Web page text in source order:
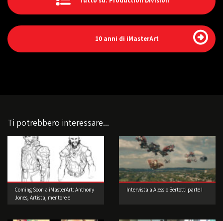
10 anni di iMasterArt
Ti potrebbero interessare...
Coming Soon a iMasterArt: Anthony
Jones, Artista, mentore e
Intervista a Alessio Bertotti parte I